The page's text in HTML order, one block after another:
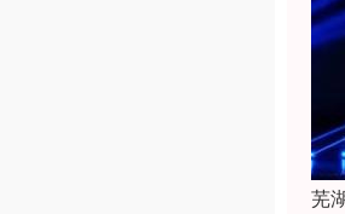
芜